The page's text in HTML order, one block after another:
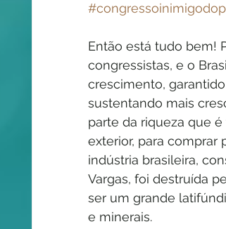
Então está tudo bem!
congressistas, e o
crescimento,
sustentando mais
parte da riqueza que
exterior, para comprar
indústria brasileira,
Vargas, foi destruída
ser um grande
e minerais.